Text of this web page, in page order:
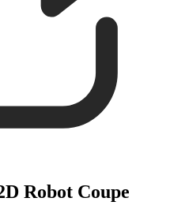
Robot Coupe